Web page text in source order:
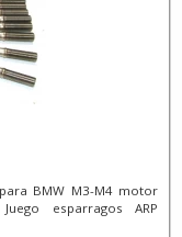
BMW M3-M4 motor
esparragos ARP